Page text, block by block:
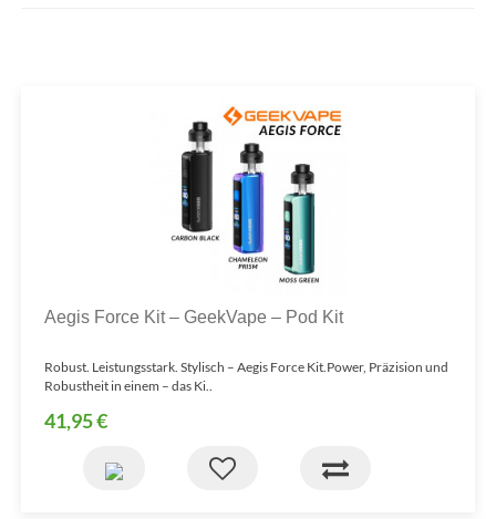
Aegis Force Kit – GeekVape – Pod Kit
Robust. Leistungsstark. Stylisch – Aegis Force Kit.Power, Präzision und
Robustheit in einem – das Ki..
41,95 €